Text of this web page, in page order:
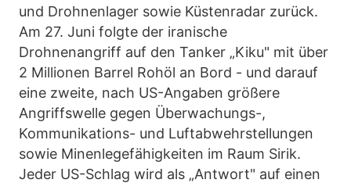
und Drohnenlager sowie Küstenradar zurück.
Am 27. Juni folgte der iranische
Drohnenangriff auf den Tanker „Kiku" mit über
2 Millionen Barrel Rohöl an Bord - und darauf
eine zweite, nach US-Angaben größere
Angriffswelle gegen Überwachungs-,
Kommunikations- und Luftabwehrstellungen
sowie Minenlegefähigkeiten im Raum Sirik.
Jeder US-Schlag wird als „Antwort" auf einen